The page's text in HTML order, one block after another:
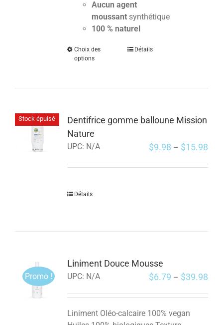
Aucun agent
moussant synthétique
100 % naturel
Choix des
options
Détails
Stock épuisé
Dentifrice gomme balloune Mission
Nature
UPC: N/A $9.98 – $15.98
Détails
Promo !
Liniment Douce Mousse
UPC: N/A $6.79 – $39.98
Liniment Oléo-calcaire 100% vegan